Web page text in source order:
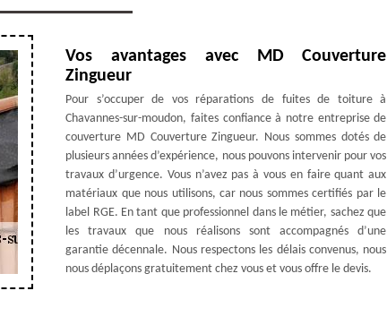
Vos avantages avec MD Couverture
Zingueur
Pour s’occuper de vos réparations de fuites de toiture à
Chavannes-sur-moudon, faites confiance à notre entreprise de
couverture MD Couverture Zingueur. Nous sommes dotés de
plusieurs années d’expérience, nous pouvons intervenir pour vos
travaux d’urgence. Vous n’avez pas à vous en faire quant aux
matériaux que nous utilisons, car nous sommes certifiés par le
label RGE. En tant que professionnel dans le métier, sachez que
les travaux que nous réalisons sont accompagnés d’une
garantie décennale. Nous respectons les délais convenus, nous
nous déplaçons gratuitement chez vous et vous offre le devis.